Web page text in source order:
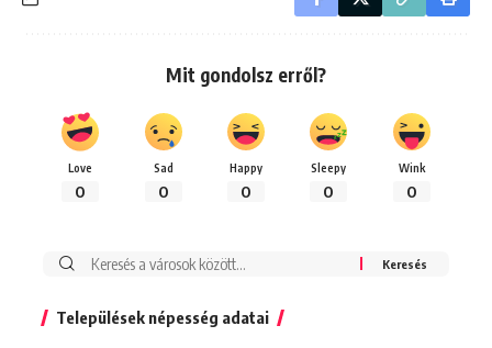
Mit gondolsz erről?
Love
0
Sad
0
Happy
0
Sleepy
0
Wink
0
Keresés:
Települések népesség adatai